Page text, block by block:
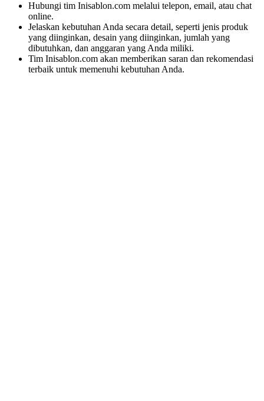
Hubungi tim Inisablon.com melalui telepon, email, atau chat
online.
Jelaskan kebutuhan Anda secara detail, seperti jenis produk
yang diinginkan, desain yang diinginkan, jumlah yang
dibutuhkan, dan anggaran yang Anda miliki.
Tim Inisablon.com akan memberikan saran dan rekomendasi
terbaik untuk memenuhi kebutuhan Anda.